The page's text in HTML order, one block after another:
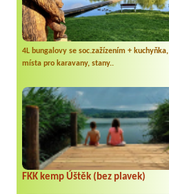
4L bungalovy se soc.zažízením + kuchyňka,
místa pro karavany, stany..
FKK kemp Úštěk (bez plavek)